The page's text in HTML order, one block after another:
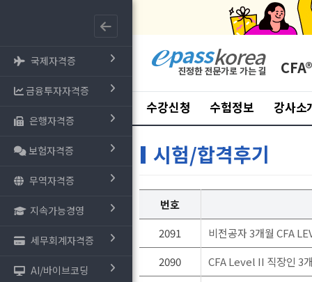
국제자격증
금융투자자격증
은행자격증
보험자격증
무역자격증
지속가능경영
세무회계자격증
AI/바이브코딩
CFA®
수강신청 수험정보 강사소
시험/합격후기
번호
2091
비전공자 3개월 CFA
2090
CFA Level II 직장인 3